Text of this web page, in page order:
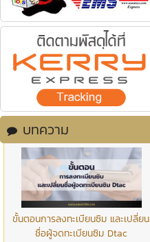
บทความ
ขั้นตอนการลงทะเบียนซิม และเปลี่ยน
ชื่อผู้จดทะเบียนซิม Dtac